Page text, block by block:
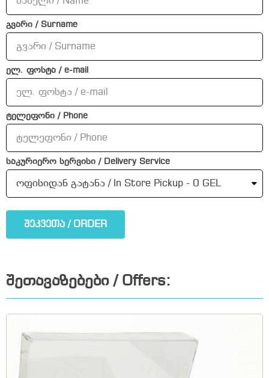
გვარი / Surname
ელ. ფოსტა / e-mail
ტელეფონი / Phone
საკურიერო სერვისი / Delivery Service
შეკვეთა / ORDER
შეთავაზებები / Offers: